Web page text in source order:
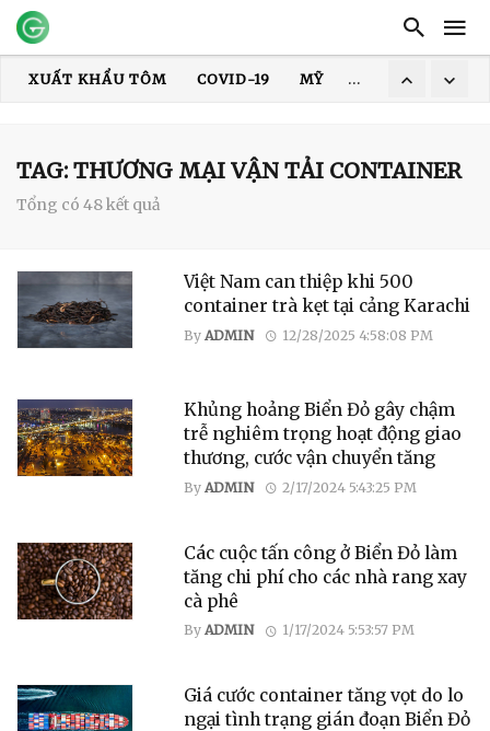
XUẤT KHẨU TÔM COVID-19 MỸ HOA KỲ
DỊCH
TAG: THƯƠNG MẠI VẬN TẢI CONTAINER
Tổng có 48 kết quả
Việt Nam can thiệp khi 500
container trà kẹt tại cảng Karachi
By ADMIN 12/28/2025 4:58:08 PM
Khủng hoảng Biển Đỏ gây chậm
trễ nghiêm trọng hoạt động giao
thương, cước vận chuyển tăng
By ADMIN 2/17/2024 5:43:25 PM
Các cuộc tấn công ở Biển Đỏ làm
tăng chi phí cho các nhà rang xay
cà phê
By ADMIN 1/17/2024 5:53:57 PM
Giá cước container tăng vọt do lo
ngại tình trạng gián đoạn Biển Đỏ